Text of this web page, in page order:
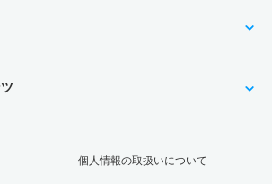
個人情報の取扱いについて